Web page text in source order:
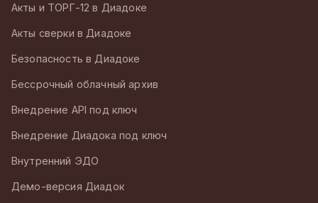
Акты и ТОРГ-12 в Диадоке
Акты сверки в Диадоке
Безопасность в Диадоке
Бессрочный облачный архив
Внедрение API под ключ
Внедрение Диадока под ключ
Внутренний ЭДО
Демо-версия Диадок